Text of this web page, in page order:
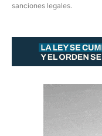
sanciones legales.